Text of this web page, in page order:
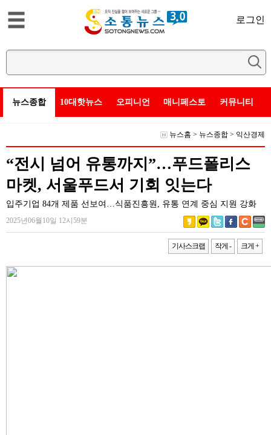
로그인
뉴스종합 10대핫뉴스 오피니언 매니페스토 커뮤니티
뉴스홈 > 뉴스종합 > 익산경제
“전시 넘어 유통까지”…푸드폴리스
마켓, 서울푸드서 기회 잇는다
입주기업 84개 제품 선보여…식품진흥원, 유통 연계 중심 지원 강화
2025년06월10일 12시59분
기사스크랩 작게 - 크게 +